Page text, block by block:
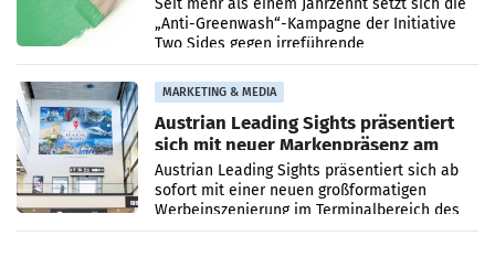
„Anti-Greenwash“-Kampagne der Initiative
Two Sides gegen irreführende
Umweltaussagen bei Papierkommunikation
und papierbasierten Verpackungen
MARKETING & MEDIA
Austrian Leading Sights präsentiert
sich mit neuer Markenpräsenz am
Flughafen Wien
Austrian Leading Sights präsentiert sich ab
sofort mit einer neuen großformatigen
Werbeinszenierung im Terminalbereich des
Flughafen Wien. Die Präsenz befindet sich im